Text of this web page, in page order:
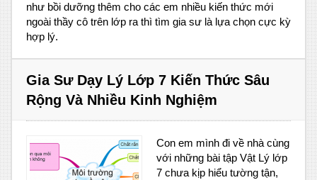
như bồi dưỡng thêm cho các em nhiều kiến thức mới
ngoài thầy cô trên lớp ra thì tìm gia sư là lựa chọn cực kỳ
hợp lý.
Gia Sư Dạy Lý Lớp 7 Kiến Thức Sâu
Rộng Và Nhiều Kinh Nghiệm
Con em mình đi về nhà cùng
với những bài tập Vật Lý lớp
7 chưa kịp hiểu tường tận,